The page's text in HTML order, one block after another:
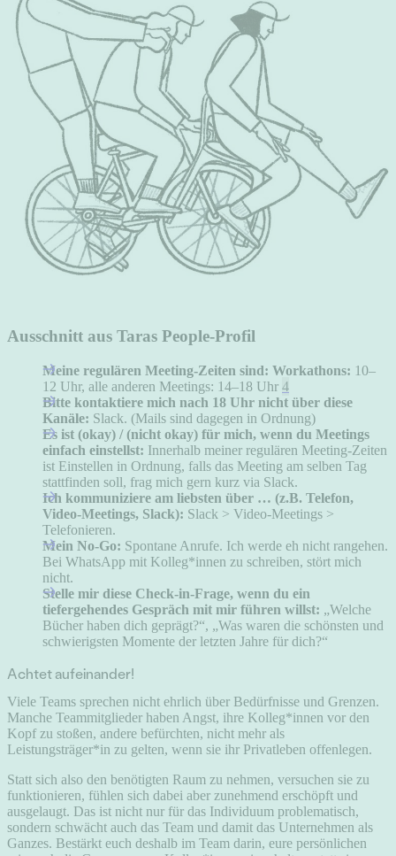
Ausschnitt aus Taras People-Profil
Meine regulären Meeting-Zeiten sind: Workathons: 10–
12 Uhr, alle anderen Meetings: 14–18 Uhr 4
Bitte kontaktiere mich nach 18 Uhr nicht über diese
Kanäle: Slack. (Mails sind dagegen in Ordnung)
Es ist (okay) / (nicht okay) für mich, wenn du Meetings
einfach einstellst: Innerhalb meiner regulären Meeting-Zeiten
ist Einstellen in Ordnung, falls das Meeting am selben Tag
stattfinden soll, frag mich gern kurz via Slack.
Ich kommuniziere am liebsten über … (z.B. Telefon,
Video-Meetings, Slack): Slack > Video-Meetings >
Telefonieren.
Mein No-Go: Spontane Anrufe. Ich werde eh nicht rangehen.
Bei WhatsApp mit Kolleg*innen zu schreiben, stört mich
nicht.
Stelle mir diese Check-in-Frage, wenn du ein
tiefergehendes Gespräch mit mir führen willst: „Welche
Bücher haben dich geprägt?“, „Was waren die schönsten und
schwierigsten Momente der letzten Jahre für dich?“
Achtet aufeinander!
Viele Teams sprechen nicht ehrlich über Bedürfnisse und Grenzen.
Manche Teammitglieder haben Angst, ihre Kolleg*innen vor den
Kopf zu stoßen, andere befürchten, nicht mehr als
Leistungsträger*in zu gelten, wenn sie ihr Privatleben offenlegen.
Statt sich also den benötigten Raum zu nehmen, versuchen sie zu
funktionieren, fühlen sich dabei aber zunehmend erschöpft und
ausgelaugt. Das ist nicht nur für das Individuum problematisch,
sondern schwächt auch das Team und damit das Unternehmen als
Ganzes. Bestärkt euch deshalb im Team darin, eure persönlichen